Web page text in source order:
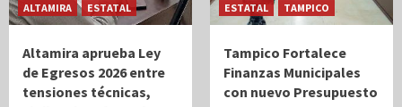
ALTAMIRA ESTATAL
Altamira aprueba Ley
de Egresos 2026 entre
tensiones técnicas,
ESTATAL TAMPICO
Tampico Fortalece
Finanzas Municipales
con nuevo Presupuesto